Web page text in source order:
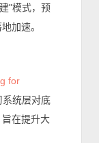
”模式，预
加速。
for
统层对底
在提升大